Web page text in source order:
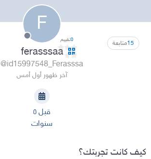
F
15متابعة 0تقييم
ferasssaa
@id15997548_Ferasssa
آخر ظهور أول أمس
قبل ٥
سنوات
كيف كانت تجربتك؟